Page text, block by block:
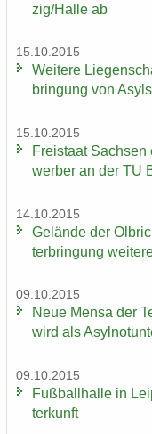
zig/Halle ab
15.10.2015
Wei­te­re
brin­gung von
15.10.2015
Frei­staat
wer­ber an der TU
14.10.2015
Ge­län­de der
ter­brin­gung
09.10.2015
Neue Mensa der
wird als
09.10.2015
Fuß­ball­hal­le in
ter­kunft